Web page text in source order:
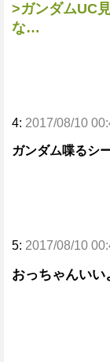
>ガンダムUC
な…
4: 2017/08/10
ガンダム喋るシ
5: 2017/08/10
おっちゃんい